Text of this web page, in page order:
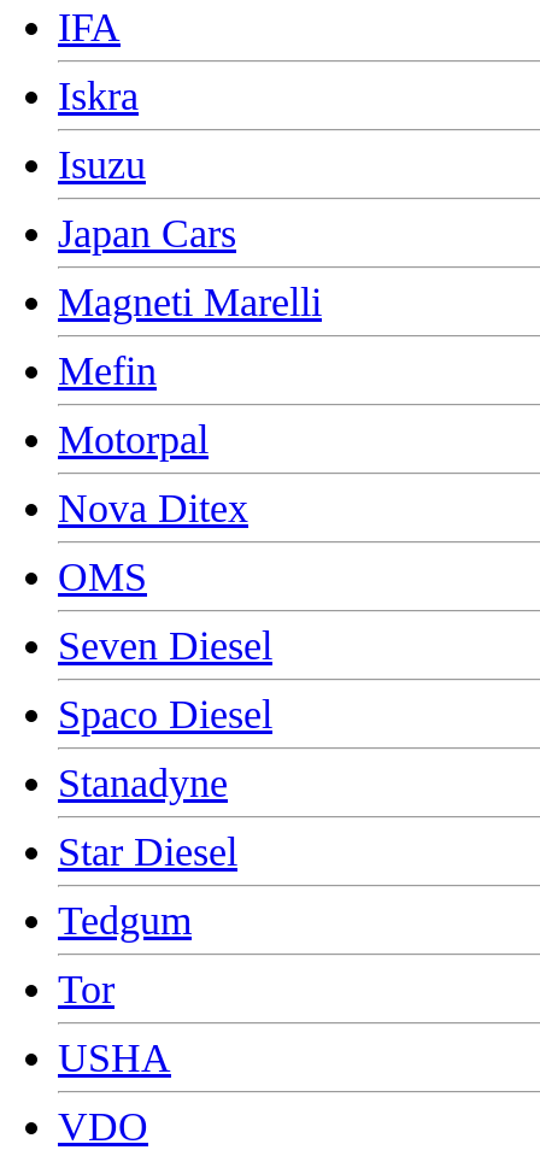
IFA
Iskra
Isuzu
Japan Cars
Magneti Marelli
Mefin
Motorpal
Nova Ditex
OMS
Seven Diesel
Spaco Diesel
Stanadyne
Star Diesel
Tedgum
Tor
USHA
VDO